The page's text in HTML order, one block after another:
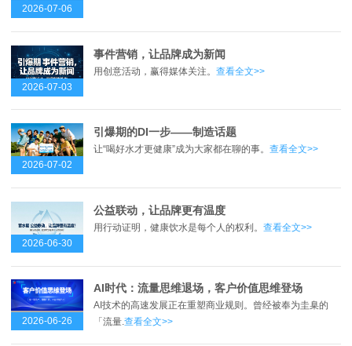
2026-07-06
2026-07-03
事件营销，让品牌成为新闻
用创意活动，赢得媒体关注。 查看全文>>
2026-07-02
引爆期的DI一步——制造话题
让“喝好水才更健康”成为大家都在聊的事。 查看全文>>
2026-06-30
公益联动，让品牌更有温度
用行动证明，健康饮水是每个人的权利。 查看全文>>
2026-06-26
AI时代：流量思维退场，客户价值思维登场
AI技术的高速发展正在重塑商业规则。曾经被奉为圭臬的
「流量.查看全文>>